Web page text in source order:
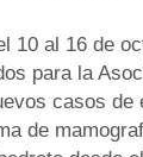
10 al 16 de
para la
casos de
de